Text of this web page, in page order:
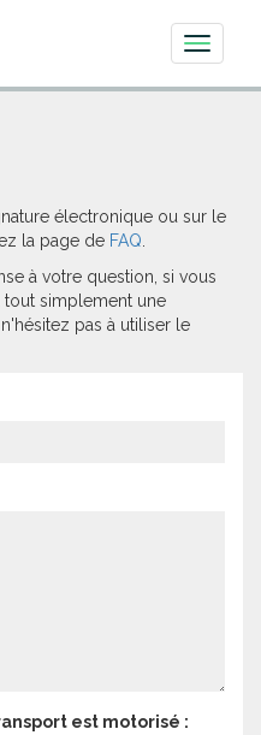
Toggle
électronique ou sur le
la page de FAQ
à votre question, si vous
simplement une
pas à utiliser le
est motorisé :